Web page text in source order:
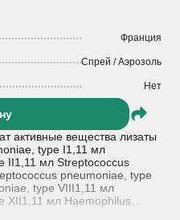
Франция
Спрей / Аэрозоль
Нет
активные вещества лизаты
type I1,11 мл
II1,11 мл Streptococcus
pneumoniae, type
type VIII1,11 мл
XII1,11 мл Haemophilus
pneumoniae ss